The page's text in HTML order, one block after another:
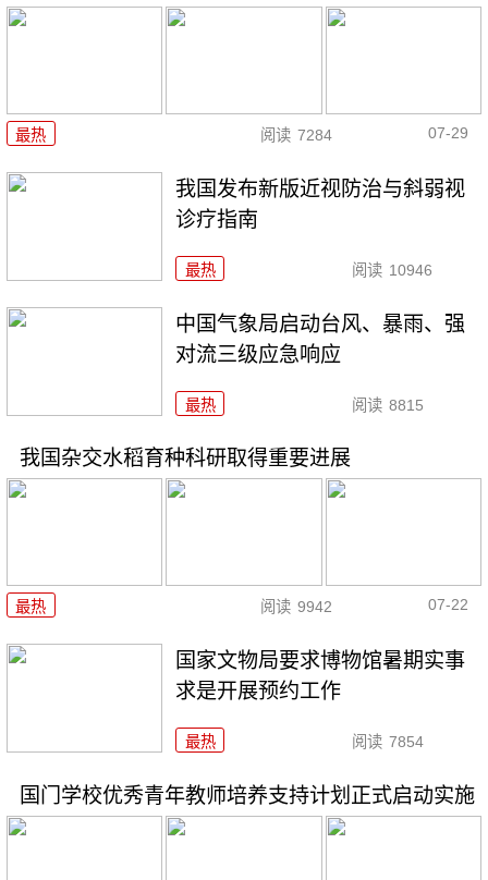
最热 阅读 7284 07-29
我国发布新版近视防治与斜弱视
诊疗指南
最热 阅读 10946
中国气象局启动台风、暴雨、强
对流三级应急响应
最热 阅读 8815
我国杂交水稻育种科研取得重要进展
最热 阅读 9942 07-22
国家文物局要求博物馆暑期实事
求是开展预约工作
最热 阅读 7854
国门学校优秀青年教师培养支持计划正式启动实施